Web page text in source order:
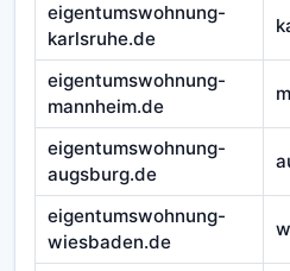
eigentumswohnung-
karlsruhe.de
eigentumswohnung-
mannheim.de
eigentumswohnung-
augsburg.de
eigentumswohnung-
wiesbaden.de